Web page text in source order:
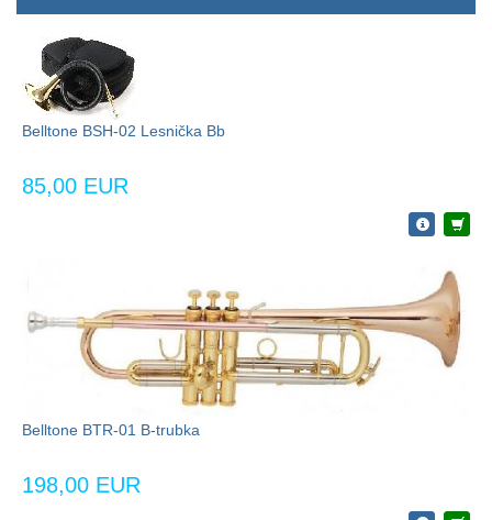
Belltone BSH-02 Lesnička Bb
85,00 EUR
Belltone BTR-01 B-trubka
198,00 EUR